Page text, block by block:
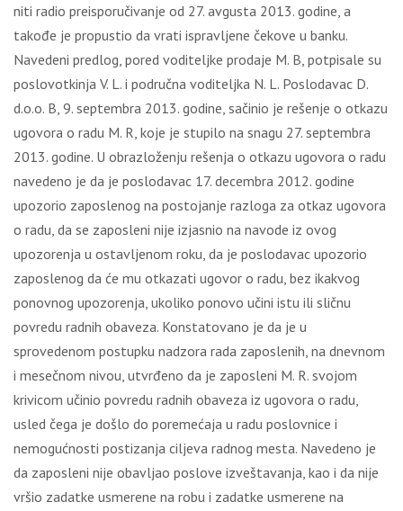
niti radio preisporučivanje od 27. avgusta 2013. godine, a
takođe je propustio da vrati ispravljene čekove u banku.
Navedeni predlog, pored voditeljke prodaje M. B, potpisale su
poslovotkinja V. L. i područna voditeljka N. L. Poslodavac D.
d.o.o. B, 9. septembra 2013. godine, sačinio je rešenje o otkazu
ugovora o radu M. R, koje je stupilo na snagu 27. septembra
2013. godine. U obrazloženju rešenja o otkazu ugovora o radu
navedeno je da je poslodavac 17. decembra 2012. godine
upozorio zaposlenog na postojanje razloga za otkaz ugovora
o radu, da se zaposleni nije izjasnio na navode iz ovog
upozorenja u ostavljenom roku, da je poslodavac upozorio
zaposlenog da će mu otkazati ugovor o radu, bez ikakvog
ponovnog upozorenja, ukoliko ponovo učini istu ili sličnu
povredu radnih obaveza. Konstatovano je da je u
sprovedenom postupku nadzora rada zaposlenih, na dnevnom
i mesečnom nivou, utvrđeno da je zaposleni M. R. svojom
krivicom učinio povredu radnih obaveza iz ugovora o radu,
usled čega je došlo do poremećaja u radu poslovnice i
nemogućnosti postizanja ciljeva radnog mesta. Navedeno je
da zaposleni nije obavljao poslove izveštavanja, kao i da nije
vršio zadatke usmerene na robu i zadatke usmerene na